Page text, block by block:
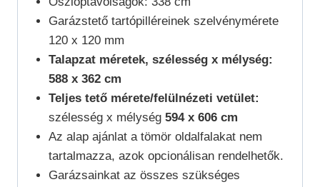
Garázstető tartópilléreinek szelvénymérete
120 x 120 mm
Talapzat méretek, szélesség x mélység:
588 x 362 cm
Teljes tető mérete/felülnézeti vetület:
szélesség x mélység594 x 606 cm
Az alap ajánlat a tömör oldalfalakat nem
tartalmazza, azok opcionálisan rendelhetők.
Garázsainkat az összes szükséges